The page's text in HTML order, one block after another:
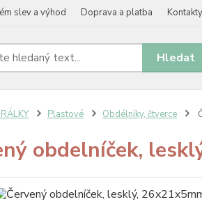
slev a výhod Doprava a platba Kontakty
Hledat
Plastové Obdélníky, čtverce
obdelníček,